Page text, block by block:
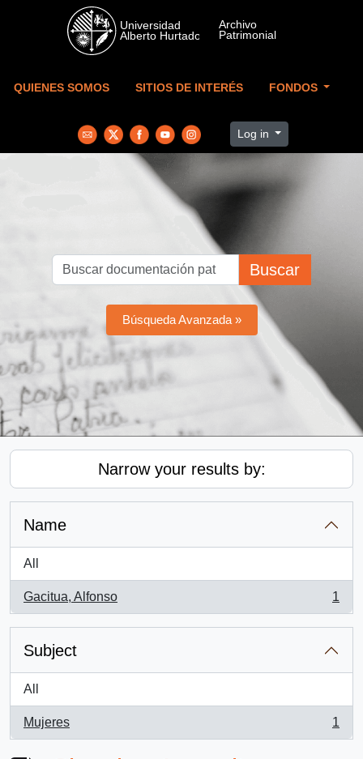
Skip to main content
QUIENES SOMOS SITIOS DE INTERÉS FONDOS
Log in
Buscar
Búsqueda Avanzada »
Narrow your results by:
Name
All
Gacitua, Alfonso
, 1 results
1
Subject
All
Mujeres
, 1 results
1